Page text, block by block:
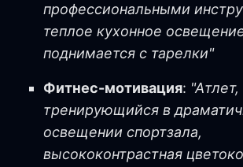
профессиональными
теплое кухонное
поднимается с тарелки"
Фитнес-мотивация: "Атлет,
тренирующийся в
освещении спортзала,
высококонтрастная